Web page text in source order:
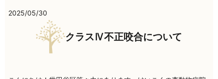
2025/05/30
クラスⅣ不正咬合について